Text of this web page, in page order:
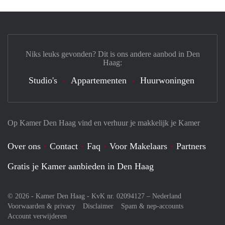
Op Kamer Den Haag vind en verhuur je makkelijk je Kamer
Over ons Contact Faq Voor Makelaars
Partners
Gratis je Kamer aanbieden in Den Haag
© 2026 - Kamer Den Haag - KvK nr. 02094127 – Nederland
Voorwaarden & privacy
Disclaimer
Spam & nep-accounts
Account verwijderen
Niks leuks gevonden? Dit is ons andere aanbod in Den
Haag:
Studio's Appartementen Huurwoningen